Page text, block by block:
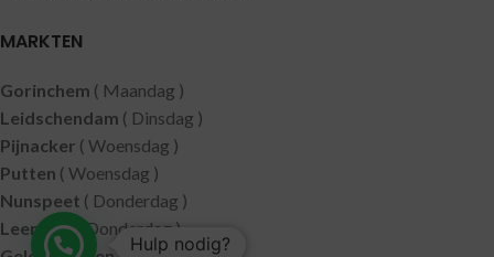
MARKTEN
Gorinchem ( Maandag )
Leidschendam ( Dinsdag )
Pijnacker ( Woensdag )
Putten ( Woensdag )
Nunspeet ( Donderdag )
Leerdam( Donderdag )
Hulp nodig?